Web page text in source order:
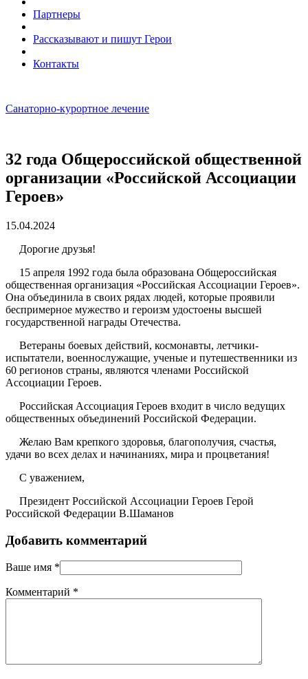
Партнеры
Рассказывают и пишут Герои
Контакты
Санаторно-курортное лечение
32 года Общероссийской общественной
организации «Российской Ассоциации
Героев»
15.04.2024
Дорогие друзья!
15 апреля 1992 года была образована Общероссийская
общественная организация «Российская Ассоциации Героев».
Она объединила в своих рядах людей, которые проявили
беспримерное мужество и героизм удостоены высшей
государственной награды Отечества.
Ветераны боевых действий, космонавты, летчики-
испытатели, военнослужащие, ученые и путешественники из
60 регионов страны, являются членами Российской
Ассоциации Героев.
Российская Ассоциация Героев входит в число ведущих
общественных объединений Российской Федерации.
Желаю Вам крепкого здоровья, благополучия, счастья,
удачи во всех делах и начинаниях, мира и процветания!
С уважением,
Президент Российской Ассоциации Героев Герой
Российской Федерации В.Шаманов
Добавить комментарий
Ваше имя *
Комментарий *